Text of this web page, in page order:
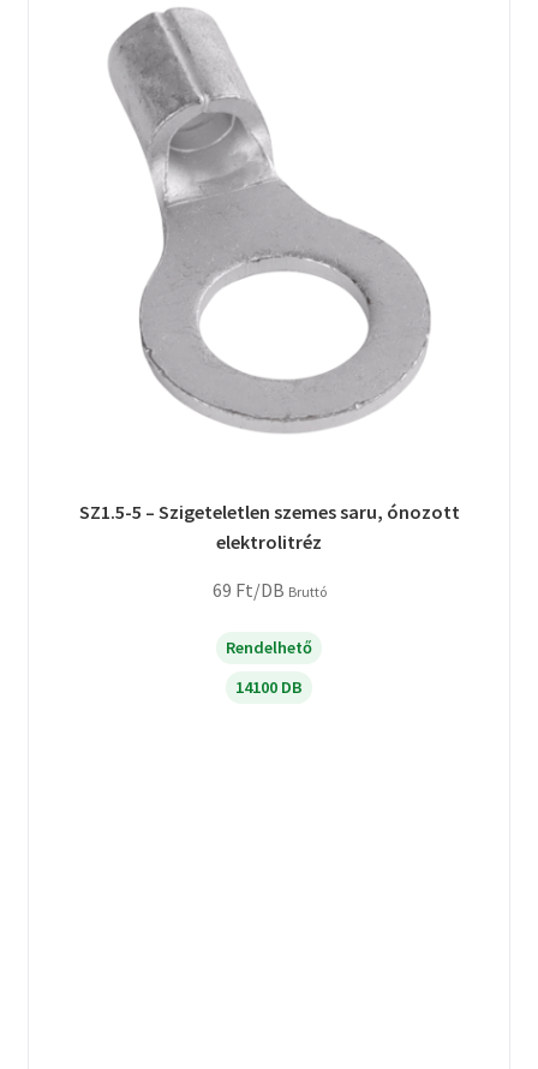
SZ1.5-5 – Szigeteletlen szemes saru, ónozott
elektrolitréz
69 Ft/DB Bruttó
Rendelhető
14100 DB